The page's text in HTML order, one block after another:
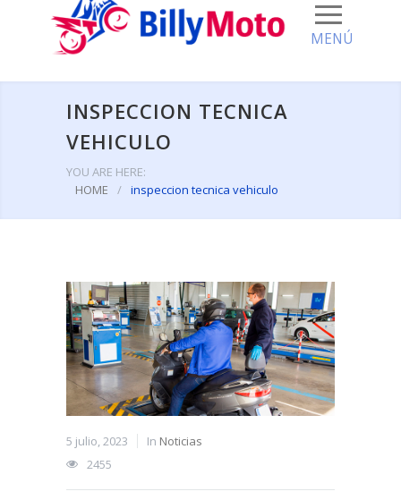
INSPECCION TECNICA
VEHICULO
YOU ARE HERE:
HOME
/ inspeccion tecnica vehiculo
5 julio, 2023 In Noticias
2455